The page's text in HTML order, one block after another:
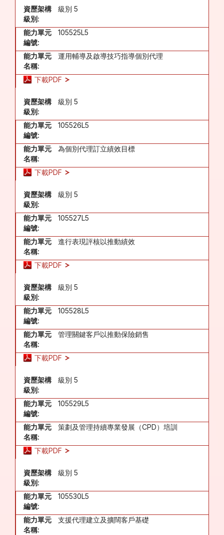
資歷架構
級別:
級別 5
能力單元
編號:
105525L5
能力單元
名稱:
運用輔導及啟導技巧指導個別代理
下載PDF
資歷架構
級別:
級別 5
能力單元
編號:
105526L5
能力單元
名稱:
為個別代理訂立績效目標
下載PDF
資歷架構
級別:
級別 5
能力單元
編號:
105527L5
能力單元
名稱:
進行表現評核以推動績效
下載PDF
資歷架構
級別:
級別 5
能力單元
編號:
105528L5
能力單元
名稱:
管理關鍵客戶以推動保險銷售
下載PDF
資歷架構
級別:
級別 5
能力單元
編號:
105529L5
能力單元
名稱:
策劃及管理持續專業發展（CPD）培訓
下載PDF
資歷架構
級別:
級別 5
能力單元
編號:
105530L5
能力單元
名稱:
支援代理建立及擴闊客戶基礎